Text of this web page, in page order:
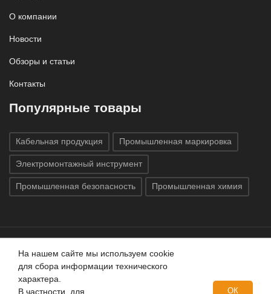
О компании
Новости
Обзоры и статьи
Контакты
Популярные товары
Кабельная продукция Промышленная маркировка
Электромонтажный инструмент
Промышленная безопасность Промышленная химия
Все права защищены © 2020 ГК «Индатэк»
защищены.Использование материалов с сайта запрещено.
Данный сайт не является публичной офертой, определяемой
На нашем сайте мы используем cookie
для сбора информации технического
характера.
В частности, для
ОК